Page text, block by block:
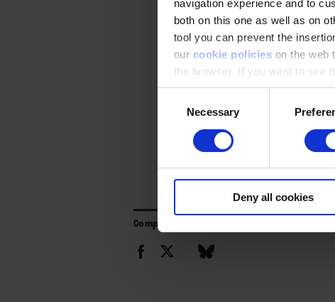
navigation experience and to
both on this one as well as on
tool you can prevent the
our cookie policies on the web
the browser. If you want to see
appear again
SelectionNecessary
Deny all cookies
Compartir